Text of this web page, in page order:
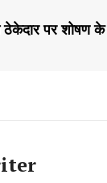
ठेकेदार पर शोषण के